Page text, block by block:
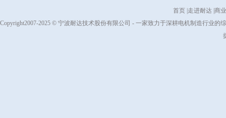
首页 走进耐达 商
Copyright2007-2025 © 宁波耐达技术股份有限公司 - 一家致力于深耕电机制造行业